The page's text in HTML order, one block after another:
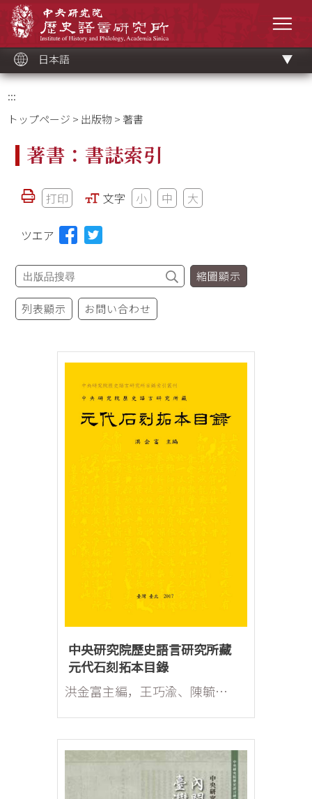
ッ
ク
日本語
:::
トップページ > 出版物 > 著書
著書：書誌索引
打印 文字 小 中 大
ツエア
縮圖顯示
列表顯示 お問い合わせ
中央研究院歷史語言研究所藏
元代石刻拓本目錄
洪金富主編，王巧渝、陳毓華、趙琦、黃意靜、許正弘、魯芳助編